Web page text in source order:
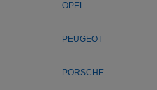
OPEL
PEUGEOT
PORSCHE